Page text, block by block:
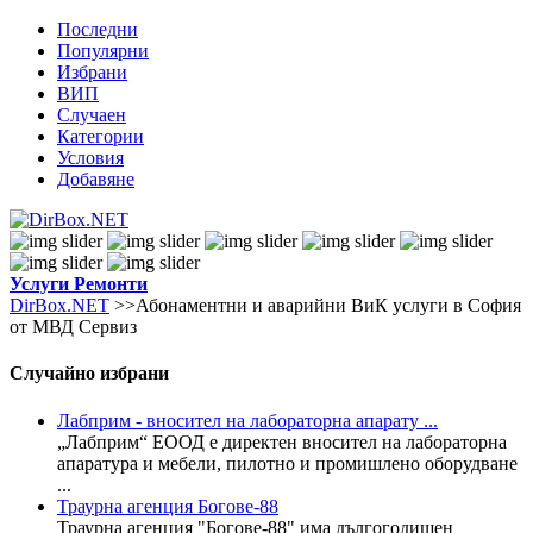
Последни
Популярни
Избрани
ВИП
Случаен
Категории
Условия
Добавяне
Услуги Ремонти
DirBox.NET >>Абонаментни и аварийни ВиК услуги в София
от МВД Сервиз
Случайно избрани
Лабприм - вносител на лабораторна апарату ...
„Лабприм“ ЕООД е директен вносител на лабораторна
апаратура и мебели, пилотно и промишлено оборудване
...
Траурна агенция Богове-88
Траурна агенция "Богове-88" има дългогодишен